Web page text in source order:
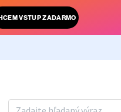
VSTUP ZADARMO